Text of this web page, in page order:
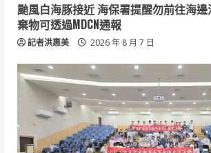
颱風白海豚接近 海保署提醒勿前往海
棄物可透過MDCN通報
記者洪惠美 2026 年 8 月 7 日